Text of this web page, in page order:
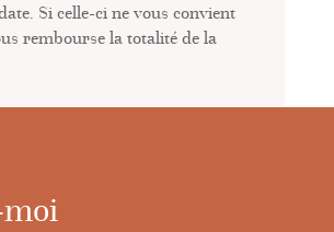
Si celle-ci ne vous convient
rembourse la totalité de la